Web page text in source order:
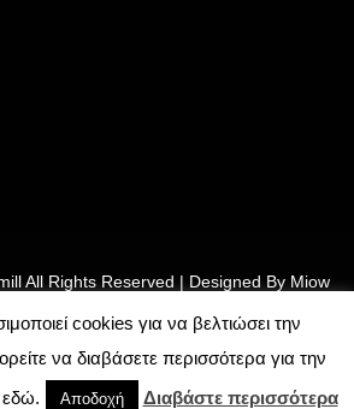
All Rights Reserved | Designed By Miow
cookies για να βελτιώσει την
να διαβάσετε περισσότερα για την
εδώ.
Αποδοχή Διαβάστε περισσότερα